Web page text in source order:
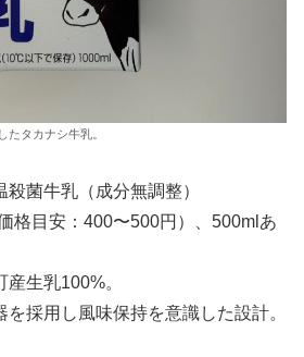
たタカナシ牛乳。
殺菌牛乳（成分無調整）
格目安：400〜500円）、500mlあ
生乳100%。
を採用し風味保持を意識した設計。